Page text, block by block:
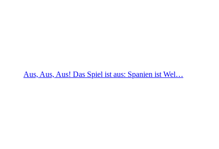
Aus, Aus, Aus! Das Spiel ist aus: Spanien ist Wel…